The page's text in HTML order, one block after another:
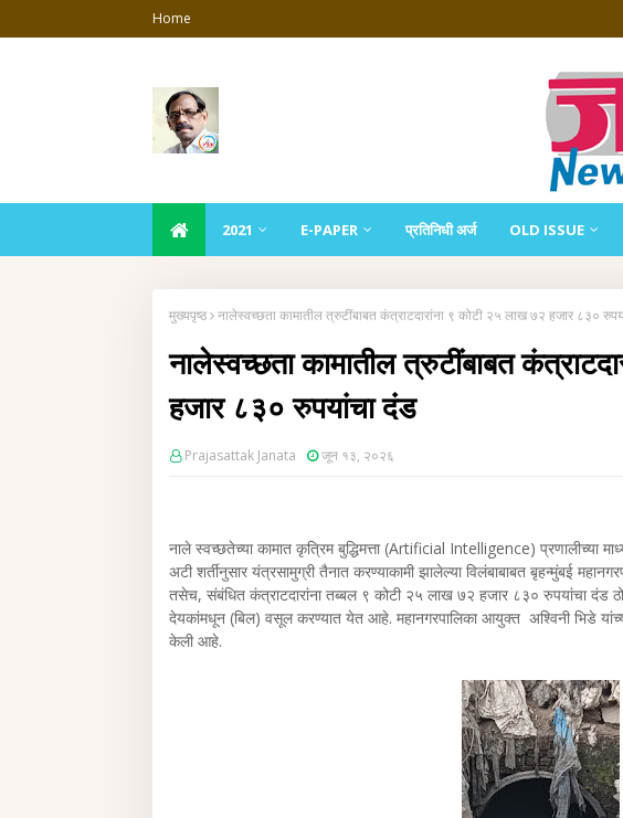
Home
2021 E-PAPER प्रतिनिधी अर्ज OLD ISSUE
मुख्यपृष्ठ नालेस्वच्छता कामातील त्रुटींबाबत कंत्राटदारांना ९ कोटी २५ लाख ७२ हजार ८३०
नालेस्वच्छता कामातील त्रुटींबाबत
हजार ८३० रुपयांचा दंड
Prajasattak Janata जून १३, २०२६
नाले स्वच्छतेच्या कामात कृत्रिम बुद्धिमत्ता (Artificial Intelligence) प्रणालीच्या
अटी शर्तीनुसार यंत्रसामुग्री तैनात करण्याकामी झालेल्या विलंबाबाबत बृहन्मुंबई
तसेच, संबंधित कंत्राटदारांना तब्बल ९ कोटी २५ लाख ७२ हजार ८३० रुपयांचा दंड
देयकांमधून (बिल) वसूल करण्यात येत आहे. महानगरपालिका आयुक्‍त अश्विनी भिडे यांच्या
केली आहे.